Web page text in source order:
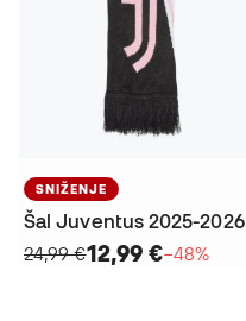
SNIŽENJE
Šal Juventus 2025-2026
24,99 €12,99 €−48%